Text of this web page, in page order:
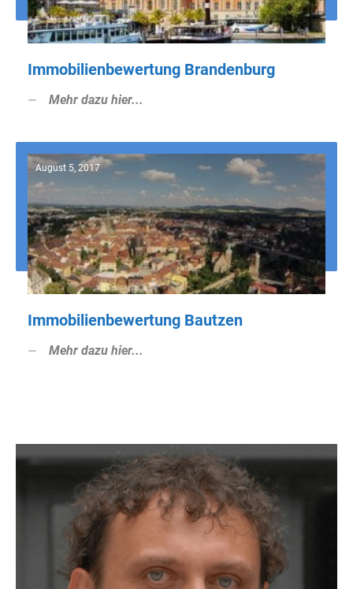
Immobilienbewertung Brandenburg
Mehr dazu hier...
August 5, 2017
Immobilienbewertung Bautzen
Mehr dazu hier...